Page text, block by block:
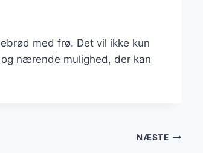
med frø. Det vil ikke kun
nærende mulighed, der kan
NÆSTE